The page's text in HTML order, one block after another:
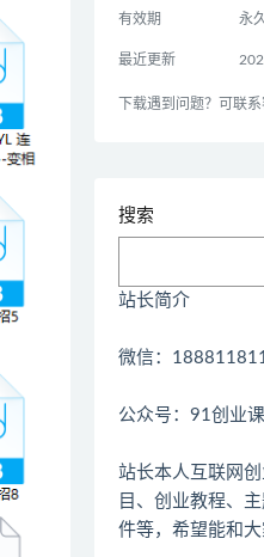
有效期 永
最近更新
下载遇到问题？可联
搜索
站长简介
微信：
公众号：91创业
站长本人互联网
目、创业教程、
件等，希望能和大